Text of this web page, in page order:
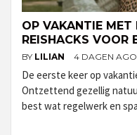
OP VAKANTIE MET
REISHACKS VOOR
BY LILIAN 4 DAGEN AGO
De eerste keer op
Ontzettend gezellig
best wat regelwerk en